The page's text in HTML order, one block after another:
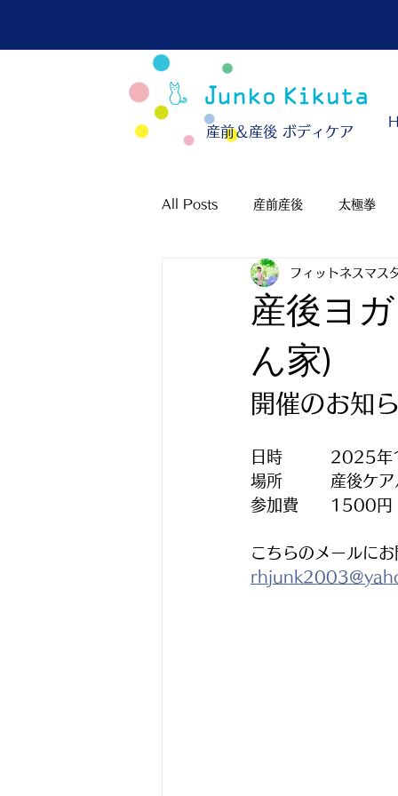
​産前＆産後 ボディケア
All Posts 産前産後 太極拳
産後ヨ
ん家)
フィットネスマス
開催のお知
日時　　　2025
場所　　　産後ケ
参加費　　1500円
こちらのメールに